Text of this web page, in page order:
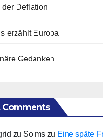
der Deflation
erzählt Europa
Gedanken
Comments
zu Solms zu Eine späte